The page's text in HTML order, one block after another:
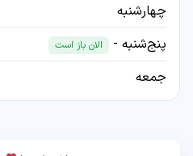
چهارشنبه
پنج‌شنبه -
الان باز است
جمعه